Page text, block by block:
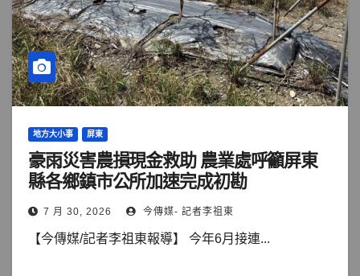
地方大小事 屏東
豪雨災害農損現金救助 農業處呼籲屏東
縣各鄉鎮市公所加速完成初勘
7 月 30, 2026 今傳媒- 記者李祖東
【今傳媒/記者李祖東報導】 今年6月接連...